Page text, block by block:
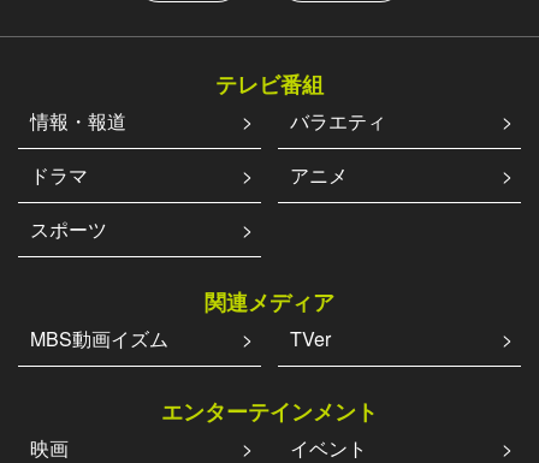
テレビ番組
情報・報道
バラエティ
ドラマ
アニメ
スポーツ
関連メディア
MBS動画イズム TVer
エンターテインメント
映画 イベント